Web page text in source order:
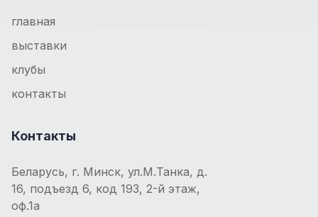
главная
выставки
клубы
контакты
Контакты
Беларусь, г. Минск, ул.М.Танка, д.
16, подъезд 6, код 193, 2-й этаж,
оф.1а